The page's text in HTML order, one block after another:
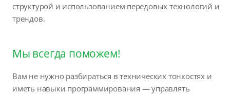
структурой и использованием передовых технологий и
трендов.
Мы всегда поможем!
Вам не нужно разбираться в технических тонкостях и
иметь навыки программирования — управлять